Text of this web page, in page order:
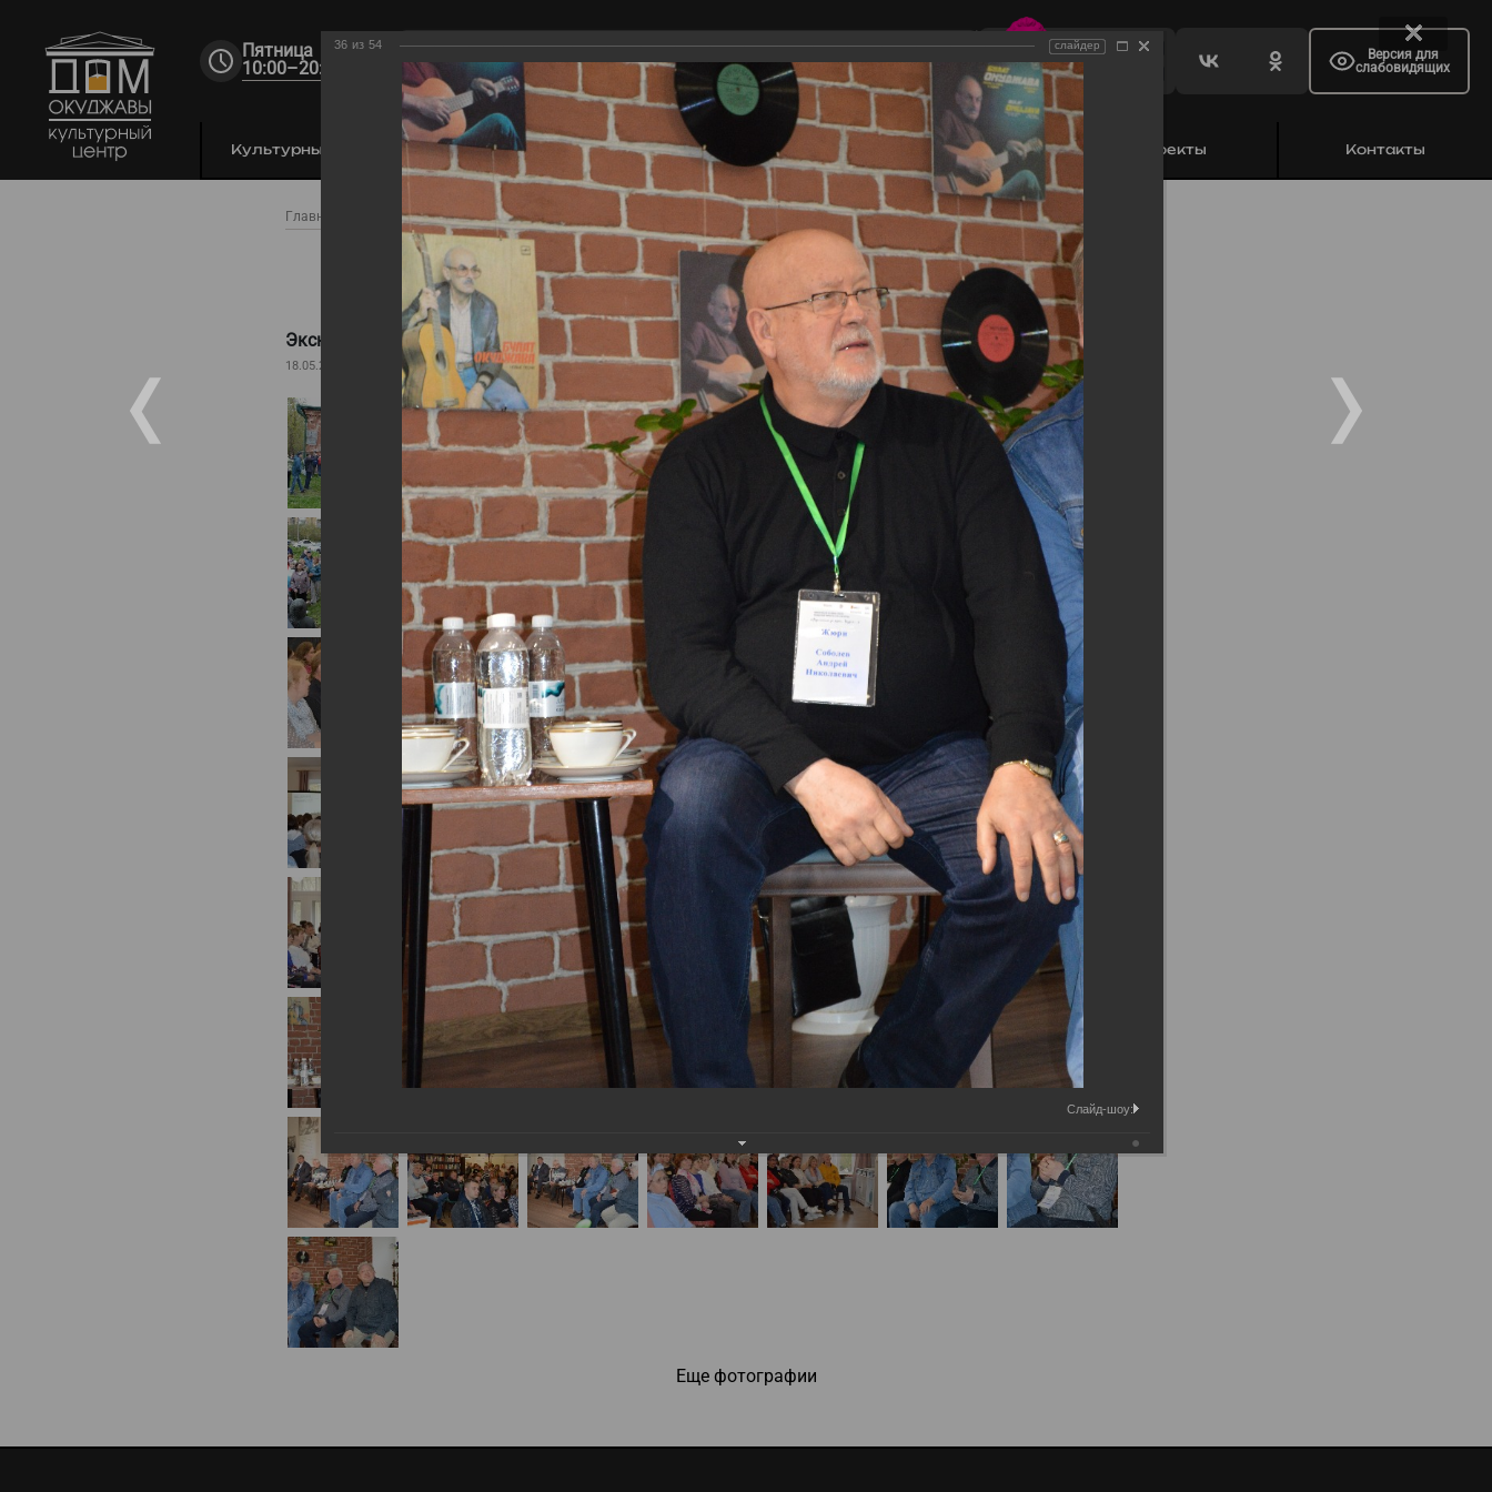
Пятница
10:00–20:00
Версия для
слабовидящих
Культурный центр Посещение Окуджава Фестиваль Проекты Контакты
Главная Фестиваль Фотоальбом 2024 год Экскурсия в Доме Окуджавы
Экскурсия в Доме Окуджавы
Экскурсия в Доме Окуджавы
18.05.2024
Еще фотографии
36 из 54 слайдер
Слайд-шоу: